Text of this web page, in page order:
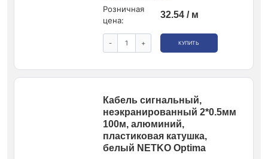
Розничная
цена:
32.54 / м
- + КУПИТЬ
Кабель сигнальный,
неэкранированный 2*0.5мм
100м, алюминий,
пластиковая катушка,
белый NETKO Optima